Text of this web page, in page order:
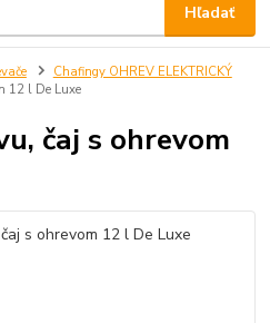
Hľadať
Chafingy OHREV ELEKTRICKÝ
12 l De Luxe
čaj s ohrevom